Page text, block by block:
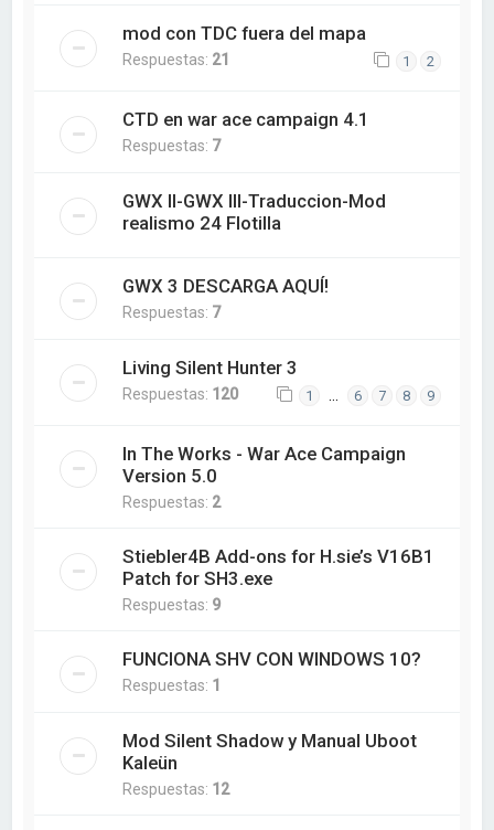
mod con TDC fuera del mapa
Respuestas: 21 1 2
CTD en war ace campaign 4.1
Respuestas: 7
GWX II-GWX III-Traduccion-Mod
realismo 24 Flotilla
GWX 3 DESCARGA AQUÍ!
Respuestas: 7
Living Silent Hunter 3
Respuestas: 120 1 6 7 8 9
In The Works - War Ace Campaign
Version 5.0
Respuestas: 2
Stiebler4B Add-ons for H.sie’s V16B1
Patch for SH3.exe
Respuestas: 9
FUNCIONA SHV CON WINDOWS 10?
Respuestas: 1
Mod Silent Shadow y Manual Uboot
Kaleün
Respuestas: 12